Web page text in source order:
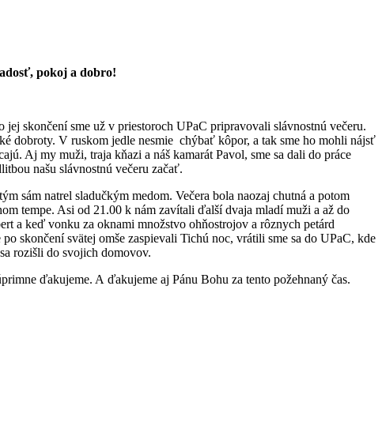
pokoj a dobro!
skončení sme už v priestoroch UPaC pripravovali slávnostnú večeru.
dobroty. V ruskom jedle nesmie chýbať kôpor, a tak sme ho mohli nájsť
Aj my muži, traja kňazi a náš kamarát Pavol, sme sa dali do práce
našu slávnostnú večeru začať.
sám natrel sladučkým medom. Večera bola naozaj chutná a potom
tempe. Asi od 21.00 k nám zavítali ďalší dvaja mladí muži a až do
a keď vonku za oknami množstvo ohňostrojov a rôznych petárd
skončení svätej omše zaspievali Tichú noc, vrátili sme sa do UPaC, kde
rozišli do svojich domovov.
ďakujeme. A ďakujeme aj Pánu Bohu za tento požehnaný čas.